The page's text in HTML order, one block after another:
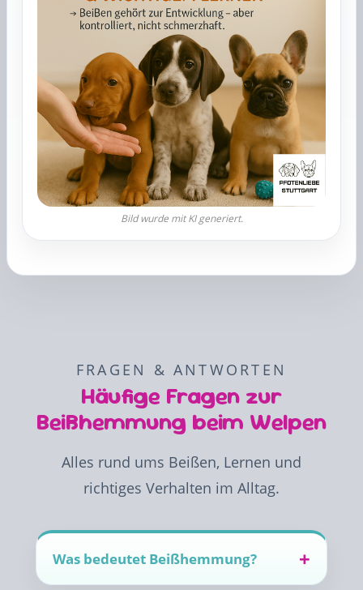
FRAGEN & ANTWORTEN
Häufige Fragen zur
Beißhemmung beim Welpen
Alles rund ums Beißen, Lernen und
richtiges Verhalten im Alltag.
Was bedeutet Beißhemmung?